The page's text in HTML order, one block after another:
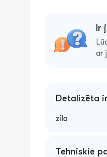
Ir
ar
Detalizēta
zilа
Tehniskie